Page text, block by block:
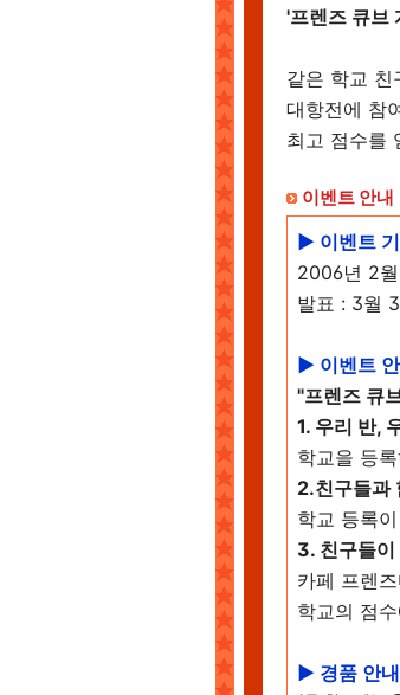
'프렌즈 큐브
같은 학교 친
대항전에 참
최고 점수를
이벤트 안내
▶ 이벤트
2006년 2
발표 : 3월
▶ 이벤트
"프렌즈 큐
1. 우리 반,
학교을 등
2.친구들과
학교 등록
3. 친구들
카페 프렌
학교의 점
▶ 경품 안내